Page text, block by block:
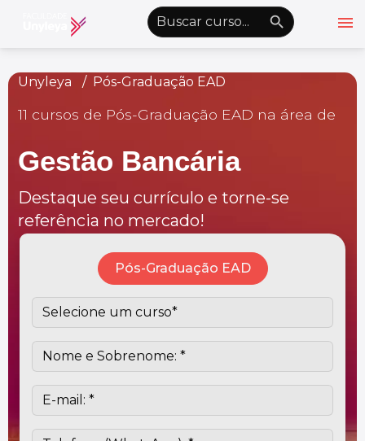
menu
Graduação EAD
Pós-Graduação EAD
Conheça a Unyleyakeyboard_arrow_down
Alianças Acadêmicas
Convênios
keyboard_arrow_down
UnyVantagens
person Área do Aluno schoolQuero ser Aluno
Unyleya Pós-Graduação EAD
11 cursos de Pós-Graduação EAD na área de
Gestão Bancária
Destaque seu currículo e torne-se
referência no mercado!
Pós-Graduação EAD